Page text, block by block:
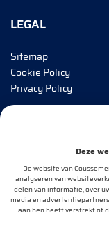
LEGAL
Sitemap
Cookie Policy
Privacy Policy
BRENG MIJ OP
E-mail*
Deze
De website van
analyseren van
delen van informatie, over
media en
aan hen heeft verstrekt of